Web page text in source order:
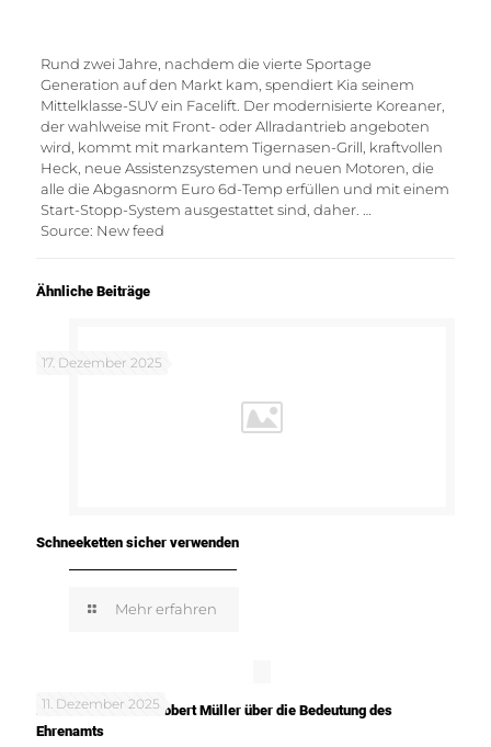
Rund zwei Jahre, nachdem die vierte Sportage
Generation auf den Markt kam, spendiert Kia seinem
Mittelklasse-SUV ein Facelift. Der modernisierte Koreaner,
der wahlweise mit Front- oder Allradantrieb angeboten
wird, kommt mit markantem Tigernasen-Grill, kraftvollen
Heck, neue Assistenzsystemen und neuen Motoren, die
alle die Abgasnorm Euro 6d-Temp erfüllen und mit einem
Start-Stopp-System ausgestattet sind, daher. …
Source: New feed
Ähnliche Beiträge
17. Dezember 2025
Schneeketten sicher verwenden
Mehr erfahren
11. Dezember 2025
In meinen Worten: Robert Müller über die Bedeutung des
Ehrenamts